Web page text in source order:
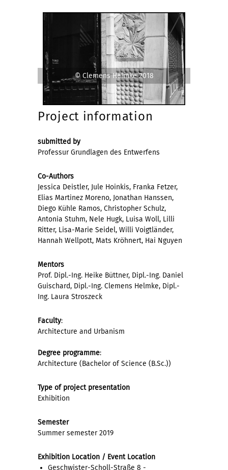
© Clemens Helmke 2018
Project information
submitted by
Professur Grundlagen des Entwerfens
Co-Authors
Jessica Deistler, Jule Hoinkis, Franka Fetzer,
Elias Martinez Moreno, Jonathan Hanssen,
Diego Kühle Ramos, Christopher Schulz,
Antonia Stuhm, Nele Hugk, Luisa Woll, Lilli
Ritter, Lisa-Marie Seidel, Willi Voigtländer,
Hannah Wellpott, Mats Kröhnert, Hai Nguyen
Mentors
Prof. Dipl.-Ing. Heike Büttner, Dipl.-Ing. Daniel
Guischard, Dipl.-Ing. Clemens Helmke, Dipl.-
Ing. Laura Stroszeck
Faculty:
Architecture and Urbanism
Degree programme:
Architecture (Bachelor of Science (B.Sc.))
Type of project presentation
Exhibition
Semester
Summer semester 2019
Exhibition Location / Event Location
Geschwister-Scholl-Straße 8 -